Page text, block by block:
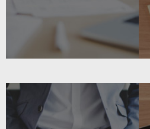
百年老店必经之路,
唯有创新不变